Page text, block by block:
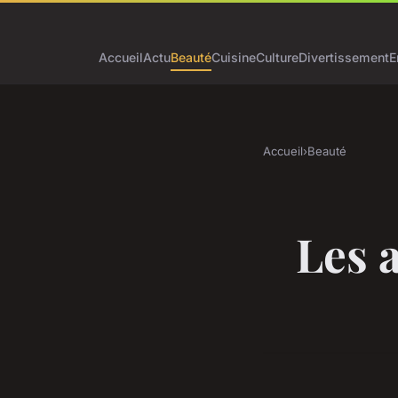
AccueilActuBeautéCuisineCultureDivertissement
Accueil›Beauté
Les